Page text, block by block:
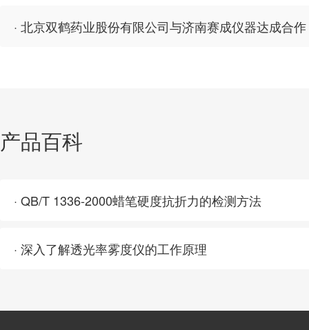
· 北京双鹤药业股份有限公司与济南赛成仪器达成合作
产品百科
· QB/T 1336-2000蜡笔硬度抗折力的检测方法
· 深入了解透光率雾度仪的工作原理